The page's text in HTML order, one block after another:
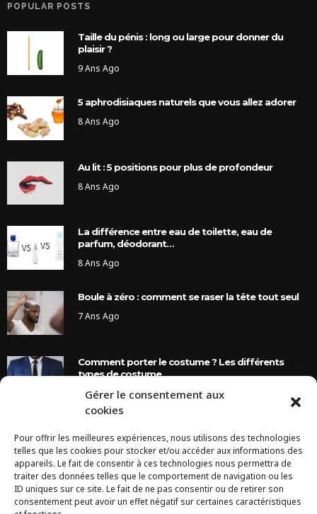
Gérer le consentement aux
cookies
Pour offrir les meilleures expériences, nous utilisons des technologies
telles que les cookies pour stocker et/ou accéder aux informations des
appareils. Le fait de consentir à ces technologies nous permettra de
traiter des données telles que le comportement de navigation ou les
ID uniques sur ce site. Le fait de ne pas consentir ou de retirer son
consentement peut avoir un effet négatif sur certaines caractéristiques
POPULAR POSTS
Taille du pénis : long ou large pour donner du
plaisir ?
9 Ans Ago
5 aphrodisiaques naturels que vous allez adorer
8 Ans Ago
Au lit : 5 positions pour plus de profondeur
8 Ans Ago
La différence entre eau de toilette, eau de
parfum, déodorant…
8 Ans Ago
Boule à zéro : comment se raser la tête tout seul
7 Ans Ago
Comment porter le costume ? Les différents
types de costume
8 Ans Ago
INSTAGRAM
Configuration error or no pictures...